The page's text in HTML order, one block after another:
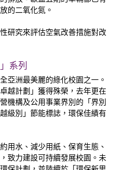
的二氧化氮。
研究來評估空氣改善措施對改
系列
亞洲最美麗的綠化校園之一。
越計劃」獲得殊榮，去年更在
機構及公用事業界別的「界別
級別」節能標誌，環保佳績有
用水、減少用紙、保育生態、
致力建設可持續發展校園。未